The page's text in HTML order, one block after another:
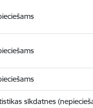
sīkdatnes